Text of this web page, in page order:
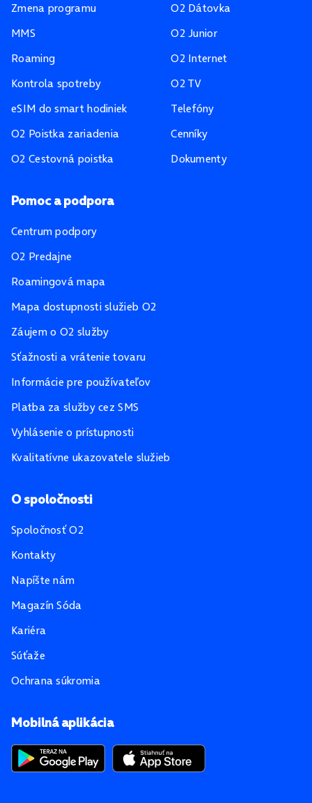
Mobilná aplikácia
Zmena programu
MMS
Roaming
Kontrola spotreby
eSIM do smart hodiniek
O2 Poistka zariadenia
O2 Cestovná poistka
O2 Dátovka
O2 Junior
O2 Internet
O2 TV
Telefóny
Cenníky
Dokumenty
Pomoc a podpora
Centrum podpory
O2 Predajne
Roamingová mapa
Mapa dostupnosti služieb O2
Záujem o O2 služby
Sťažnosti a vrátenie tovaru
Informácie pre používateľov
Platba za služby cez SMS
Vyhlásenie o prístupnosti
Kvalitatívne ukazovatele služieb
O spoločnosti
Spoločnosť O2
Kontakty
Napíšte nám
Magazín Sóda
Kariéra
Súťaže
Ochrana súkromia